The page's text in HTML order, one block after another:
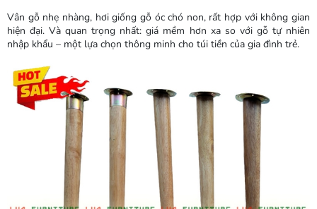
Vân gỗ nhẹ nhàng, hơi giống gỗ óc chó non, rất hợp với không gian
hiện đại. Và quan trọng nhất: giá mềm hơn xa so với gỗ tự nhiên
nhập khẩu – một lựa chọn thông minh cho túi tiền của gia đình trẻ.